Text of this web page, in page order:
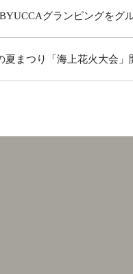
BYUCCAグランピングをグ
夏まつり「海上花火大会」